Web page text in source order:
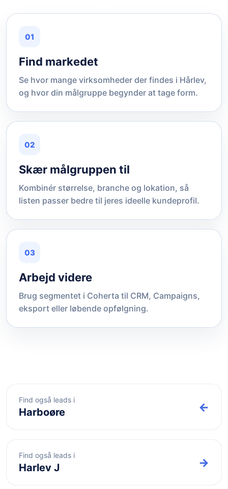
01
Find markedet
Se hvor mange virksomheder der findes i Hårlev,
og hvor din målgruppe begynder at tage form.
02
Skær målgruppen til
Kombinér størrelse, branche og lokation, så
listen passer bedre til jeres ideelle kundeprofil.
03
Arbejd videre
Brug segmentet i Coherta til CRM, Campaigns,
eksport eller løbende opfølgning.
Find også leads i
Harboøre ←
Find også leads i
Harlev J →